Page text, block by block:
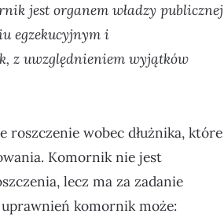
jest organem władzy publicznej
egzekucyjnym i
z uwzględnieniem wyjątków
roszczenie wobec dłużnika, które
Komornik nie jest
lecz ma za zadanie
komornik może: